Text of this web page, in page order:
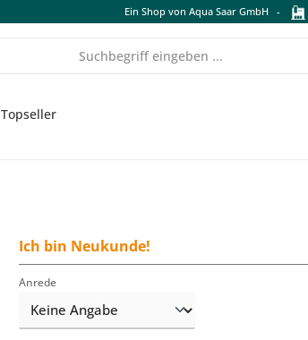
Ein Shop von Aqua Saar GmbH -
Topseller
Ich bin Neukunde!
Persönliche Informationen
Anrede